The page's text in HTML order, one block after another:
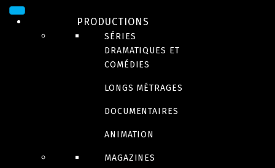
PRODUCTIONS
SÉRIES
DRAMATIQUES ET
COMÉDIES
LONGS MÉTRAGES
DOCUMENTAIRES
ANIMATION
MAGAZINES
Sorry, we couldn't find any posts. Please try a different search.
SPHÈRE MÉDIA